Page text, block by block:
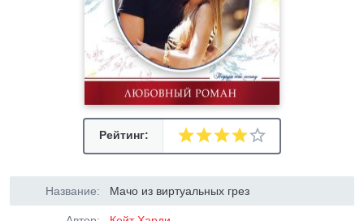
Рейтинг:
Название: Мачо из виртуальных грез